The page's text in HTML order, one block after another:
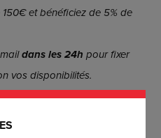
et bénéficiez de 5% de
dans les 24h pour fixer
vos disponibilités.